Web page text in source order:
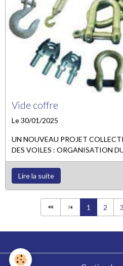
Vide coffre
Le 30/01/2025
UN NOUVEAU PROJET
DES VOILES : ORGANISATION
Lire la suite
1 2 3